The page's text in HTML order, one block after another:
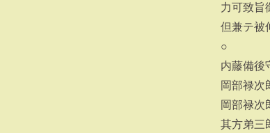
力可致旨
但兼テ被
○
内藤備後
岡部禄次
岡部禄次
其方弟三